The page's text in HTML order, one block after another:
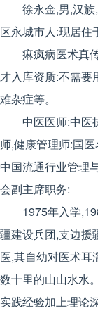
徐永金,男,汉
区永城市人:现居住
痳疯病医术真
才入库资质:不需要
难杂症等。
中医医师:中医
师,健康管理师:国
中国流通行业管理
会副主席职务:
1975年入学
疆建设兵团,支边援
医,其自幼对医术耳
数十里的山山水水
实践经验加上理论